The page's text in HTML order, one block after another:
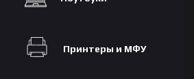
Принтеры и МФУ